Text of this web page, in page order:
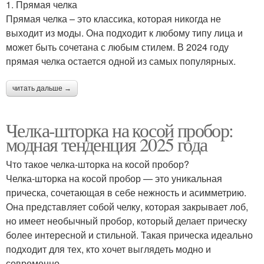
1. Прямая челка
Прямая челка – это классика, которая никогда не
выходит из моды. Она подходит к любому типу лица и
может быть сочетана с любым стилем. В 2024 году
прямая челка остается одной из самых популярных.
читать дальше →
Челка-шторка на косой пробор:
модная тенденция 2025 года
Что такое челка-шторка на косой пробор?
Челка-шторка на косой пробор — это уникальная
прическа, сочетающая в себе нежность и асимметрию.
Она представляет собой челку, которая закрывает лоб,
но имеет необычный пробор, который делает прическу
более интересной и стильной. Такая прическа идеально
подходит для тех, кто хочет выглядеть модно и